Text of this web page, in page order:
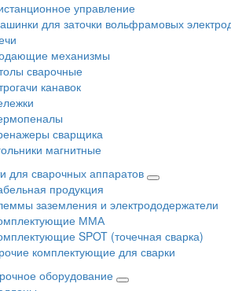
управление
для заточки вольфрамовых
механизмы
сварочные
канавок
сварщика
магнитные
для сварочных аппаратов
продукция
заземления и электрододержатели
ММА
SPOT (точечная сварка)
комплектующие для сварки
оборудование